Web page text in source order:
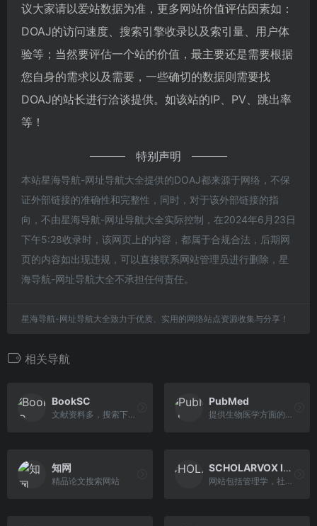
议大家请以爱站数据为准，更多网站价值评估因素如：
DOAJ的访问速度、搜索引擎收录以及索引量、用户体
验等；当然要评估一个站的价值，最主要还是需要根据
您自身的需求以及需要，一些确切的数据则需要找
DOAJ的站长进行洽谈提供。如该站的IP、PV、跳出率
等！
特别声明
本站星海导航-网址导航大全提供的DOAJ都来源于网络，不保
证外部链接的准确性和完整性，同时，对于该外部链接的指
向，不由星海导航-网址导航大全实际控制，在2024年6月23日
下午5:28收录时，该网页上的内容，都属于合规合法，后期网
页的内容如出现违规，可以直接联系网站管理员进行删除，星
海导航-网址导航大全不承担任何责任。
星海导航-网址导航大全致力于优质、实用的网络站点资源收集与分享！
相关导航
BookSC
文献资料多，搜索下载方便
PubMed
提供生物医学方面的论文搜寻以及摘要，并且免费搜寻的数据库
知网
精品论文搜索网站
SCHOLARVOX International
网站包括管理学，社会学，工程学，信息学等学科的电子书，有英文有法文，可在线阅读